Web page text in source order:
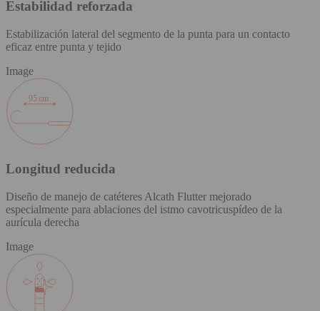
Estabilidad reforzada
Estabilización lateral del segmento de la punta para un contacto
eficaz entre punta y tejido
Image
Longitud reducida
Diseño de manejo de catéteres Alcath Flutter mejorado
especialmente para ablaciones del istmo cavotricuspídeo de la
aurícula derecha
Image